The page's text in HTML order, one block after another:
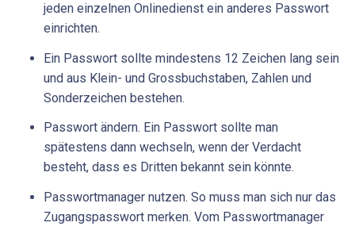
jeden einzelnen Onlinedienst ein anderes Passwort
einrichten.
Ein Passwort sollte mindestens 12 Zeichen lang sein
und aus Klein- und Grossbuchstaben, Zahlen und
Sonderzeichen bestehen.
Passwort ändern. Ein Passwort sollte man
spätestens dann wechseln, wenn der Verdacht
besteht, dass es Dritten bekannt sein könnte.
Passwortmanager nutzen. So muss man sich nur das
Zugangspasswort merken. Vom Passwortmanager